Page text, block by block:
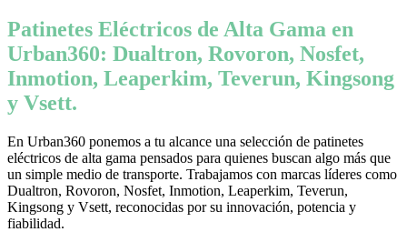
Patinetes Eléctricos de Alta Gama en
Urban360: Dualtron, Rovoron, Nosfet,
Inmotion, Leaperkim, Teverun, Kingsong
y Vsett.
En Urban360 ponemos a tu alcance una selección de patinetes
eléctricos de alta gama pensados para quienes buscan algo más que
un simple medio de transporte. Trabajamos con marcas líderes como
Dualtron, Rovoron, Nosfet, Inmotion, Leaperkim, Teverun,
Kingsong y Vsett, reconocidas por su innovación, potencia y
fiabilidad.